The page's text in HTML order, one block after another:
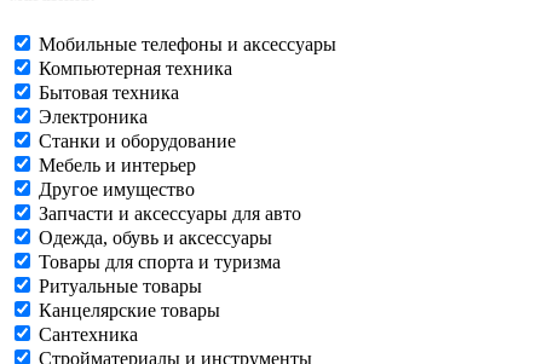
Мобильные телефоны и аксессуары
Компьютерная техника
Бытовая техника
Электроника
Станки и оборудование
Мебель и интерьер
Другое имущество
Запчасти и аксессуары для авто
Одежда, обувь и аксессуары
Товары для спорта и туризма
Ритуальные товары
Канцелярские товары
Сантехника
Стройматериалы и инструменты